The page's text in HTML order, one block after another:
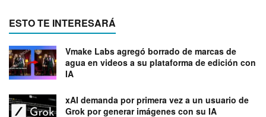
ESTO TE INTERESARÁ
Vmake Labs agregó borrado de marcas de
agua en videos a su plataforma de edición con
IA
xAI demanda por primera vez a un usuario de
Grok por generar imágenes con su IA